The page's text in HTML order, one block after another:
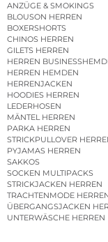
ANZÜGE & SMOKINGS
BLOUSON HERREN
BOXERSHORTS
CHINOS HERREN
GILETS HERREN
HERREN
HERREN HEMDEN
HERRENJACKEN
HOODIES HERREN
LEDERHOSEN
MÄNTEL HERREN
PARKA HERREN
STRICKPULLOVER
PYJAMAS HERREN
SAKKOS
SOCKEN MULTIPACKS
STRICKJACKEN HERREN
TRACHTENMODE
ÜBERGANGSJACKEN
UNTERWÄSCHE HERREN